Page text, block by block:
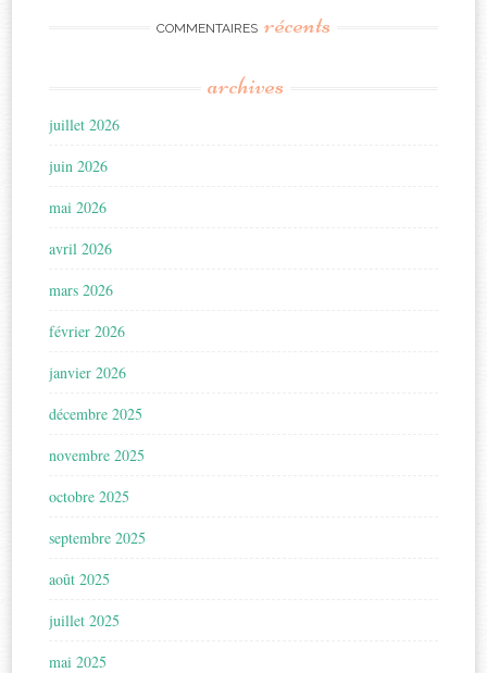
COMMENTAIRES récents
archives
juillet 2026
juin 2026
mai 2026
avril 2026
mars 2026
février 2026
janvier 2026
décembre 2025
novembre 2025
octobre 2025
septembre 2025
août 2025
juillet 2025
mai 2025